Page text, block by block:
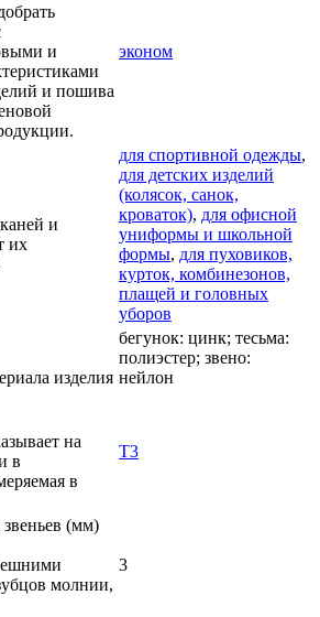
и
и пошива
эконом
и
их
для спортивной одежды,
для детских изделий
(колясок, санок,
кроваток), для офисной
униформы и школьной
формы, для пуховиков,
курток, комбинезонов,
плащей и головных
уборов
изделия
бегунок: цинк; тесьма:
полиэстер; звено:
нейлон
на
в
в
Т3
(мм)
молнии,
3